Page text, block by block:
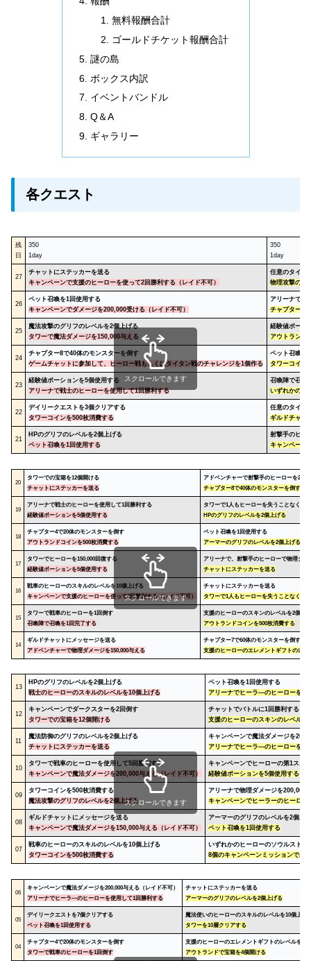
無料報酬合計
ゴールドチケット報酬合計
謎の島
ボックス内訳
イベントバンドル
Q＆A
ギャラリー
各クエスト
残
日
350
1day
350
1day
27
チャットにステッカーを送る
キャンペーンで支援のヒーローを使って2回勝利する（レイド不可）
任意のタイタ
物理攻撃のグ
26
ペット召喚を1回使用する
キャンペーンでダメージを200,000受ける（レイド不可）
アリーナでヒ
チャプター6
25
魔法攻撃のグリフのレベルを2個上げる
タワーで魔法ダメージを150,000与える
経験値ポーシ
アウトランド
24
チャプター8で40体のモンスターを倒す
ゲームチャットに参加して、ヒーロー戦もしくはタイタン戦のチャレンジを1個作る
ペット召喚を
タワーコイン
23
経験値ポーションを5個使用する
アリーナで戦士のヒーローを使用して1回勝利する
召喚陣で召喚
いずれかのヒ
22
デイリークエストを3個クリアする
タワーコインを500枚消費する
任意のタイタ
ギルドチャッ
21
HPのグリフのレベルを2個上げる
ペット召喚を1回使用する
射撃手のヒー
キャンペーン
スクロールできます
20
タワーでの宝箱を12個開ける
チャットにステッカーを送る
アドベンチャーで射撃手のヒーローを2回
チャプター8で40体のモンスターを倒す
19
アリーナで戦士のヒーローを使用して1回勝利する
経験値ポーションを5個使用する
タワーで1人もヒーローを失うことなく5回
HPのグリフのレベルを2個上げる
18
チャプター4で20体のモンスターを倒す
アウトランドコインを500枚消費する
ペット召喚を1回使用する
アーマーのグリフのレベルを2個上げる
17
タワーでヒーローを150,000回復する
経験値ポーションを5個使用する
アリーナで、射撃手のヒーローで物理ダメ
チャットにステッカーを送る
16
戦車のヒーローのスキルのレベルを10個上げる
キャンペーンで支援のヒーローを使って2回勝利する（レイド不可）
チャットにステッカーを送る
タワーで1人もヒーローを失うことなく5回
15
タワーで戦車のヒーローを1回倒す
召喚陣で召喚を1回完了する
支援のヒーローのスキンのレベルを2個上
アウトランドコインを500枚消費する
14
ギルドチャットにメッセージを送る
アドベンチャーで物理ダメージを150,000与える
チャプター7で60体のモンスターを倒す
支援のヒーローのエレメントギフトのレベ
スクロールできます
13
HPのグリフのレベルを2個上げる
戦士のヒーローのスキルのレベルを10個上げる
ペット召喚を1回使用する
アリーナでヒーラ―のヒーローを使
12
キャンペーンでダークスターを2回倒す
タワーでの宝箱を12個開ける
チャットでバトルに1回勝利する
支援のヒーローのスキンのレベルを
11
魔法防御のグリフのレベルを2個上げる
チャットにステッカーを送る
キャンペーンで魔法ダメージを
アリーナでヒーラ―のヒーローを使
10
タワーで戦車のヒーローを使用して5回勝利する
キャンペーンで魔法ダメージを200,000与える（レイド不可）
キャンペーンでヒーローの第1スキ
経験値ポーションを5個使用する
09
タワーコインを500枚消費する
魔法攻撃のグリフのレベルを2個上げる
アリーナで物理ダメージを200,000
キャンペーンでヒーラーのヒーロ
08
ギルドチャットにメッセージを送る
キャンペーンで魔法ダメージを150,000与える（レイド不可）
アーマーのグリフのレベルを2個上
ペット召喚を1回使用する
07
戦車のヒーローのスキルのレベルを10個上げる
タワーコインを500枚消費する
いずれかのヒーローのソウルストー
8個のキャンペーンミッションで星
スクロールできます
06
キャンペーンで魔法ダメージを200,000与える（レイド不可）
アリーナでヒーラ―のヒーローを使用して1回勝利する
チャットにステッカーを送る
アーマーのグリフのレベルを2個上げる
05
デイリークエストを7個クリアする
ペット召喚を1回使用する
魔法使いのヒーローのスキルのレベルを10個上げ
タワーを10層クリアする
04
チャプター4で20体のモンスターを倒す
タワーで戦車のヒーローを1回倒す
支援のヒーローのエレメントギフトのレベルを1
アウトランドで宝箱を4個開ける